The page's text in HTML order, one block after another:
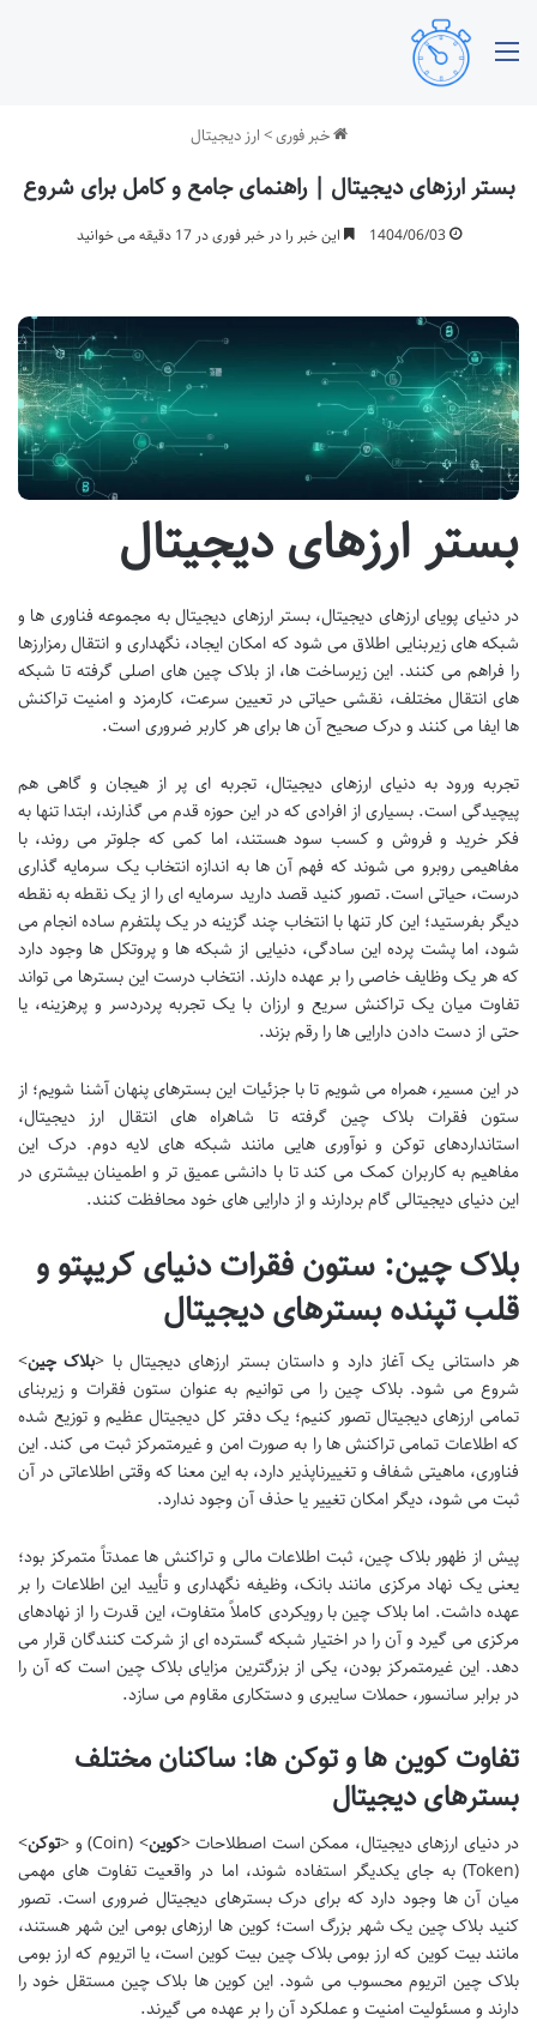
خبر فوری> ارز دیجیتال
بستر ارزهای دیجیتال | راهنمای جامع و کامل برای شروع
1404/06/03 این خبر را در خبر فوری در 17 دقیقه می خوانید
بستر ارزهای دیجیتال
در دنیای پویای ارزهای دیجیتال، بستر ارزهای دیجیتال به مجموعه فناوری ها و
شبکه های زیربنایی اطلاق می شود که امکان ایجاد، نگهداری و انتقال رمزارزها
را فراهم می کنند. این زیرساخت ها، از بلاک چین های اصلی گرفته تا شبکه
های انتقال مختلف، نقشی حیاتی در تعیین سرعت، کارمزد و امنیت تراکنش
ها ایفا می کنند و درک صحیح آن ها برای هر کاربر ضروری است.
تجربه ورود به دنیای ارزهای دیجیتال، تجربه ای پر از هیجان و گاهی هم
پیچیدگی است. بسیاری از افرادی که در این حوزه قدم می گذارند، ابتدا تنها به
فکر خرید و فروش و کسب سود هستند، اما کمی که جلوتر می روند، با
مفاهیمی روبرو می شوند که فهم آن ها به اندازه انتخاب یک سرمایه گذاری
درست، حیاتی است. تصور کنید قصد دارید سرمایه ای را از یک نقطه به نقطه
دیگر بفرستید؛ این کار تنها با انتخاب چند گزینه در یک پلتفرم ساده انجام می
شود، اما پشت پرده این سادگی، دنیایی از شبکه ها و پروتکل ها وجود دارد
که هر یک وظایف خاصی را بر عهده دارند. انتخاب درست این بسترها می تواند
تفاوت میان یک تراکنش سریع و ارزان با یک تجربه پردردسر و پرهزینه، یا
حتی از دست دادن دارایی ها را رقم بزند.
در این مسیر، همراه می شویم تا با جزئیات این بسترهای پنهان آشنا شویم؛ از
ستون فقرات بلاک چین گرفته تا شاهراه های انتقال ارز دیجیتال،
استانداردهای توکن و نوآوری هایی مانند شبکه های لایه دوم. درک این
مفاهیم به کاربران کمک می کند تا با دانشی عمیق تر و اطمینان بیشتری در
این دنیای دیجیتالی گام بردارند و از دارایی های خود محافظت کنند.
بلاک چین: ستون فقرات دنیای کریپتو و
قلب تپنده بسترهای دیجیتال
هر داستانی یک آغاز دارد و داستان بستر ارزهای دیجیتال با <بلاک چین>
شروع می شود. بلاک چین را می توانیم به عنوان ستون فقرات و زیربنای
تمامی ارزهای دیجیتال تصور کنیم؛ یک دفتر کل دیجیتال عظیم و توزیع شده
که اطلاعات تمامی تراکنش ها را به صورت امن و غیرمتمرکز ثبت می کند. این
فناوری، ماهیتی شفاف و تغییرناپذیر دارد، به این معنا که وقتی اطلاعاتی در آن
ثبت می شود، دیگر امکان تغییر یا حذف آن وجود ندارد.
پیش از ظهور بلاک چین، ثبت اطلاعات مالی و تراکنش ها عمدتاً متمرکز بود؛
یعنی یک نهاد مرکزی مانند بانک، وظیفه نگهداری و تأیید این اطلاعات را بر
عهده داشت. اما بلاک چین با رویکردی کاملاً متفاوت، این قدرت را از نهادهای
مرکزی می گیرد و آن را در اختیار شبکه گسترده ای از شرکت کنندگان قرار می
دهد. این غیرمتمرکز بودن، یکی از بزرگترین مزایای بلاک چین است که آن را
در برابر سانسور، حملات سایبری و دستکاری مقاوم می سازد.
تفاوت کوین ها و توکن ها: ساکنان مختلف
بسترهای دیجیتال
در دنیای ارزهای دیجیتال، ممکن است اصطلاحات <کوین> (Coin) و < توکن>
(Token) به جای یکدیگر استفاده شوند، اما در واقعیت تفاوت های مهمی
میان آن ها وجود دارد که برای درک بسترهای دیجیتال ضروری است. تصور
کنید بلاک چین یک شهر بزرگ است؛ کوین ها ارزهای بومی این شهر هستند،
مانند بیت کوین که ارز بومی بلاک چین بیت کوین است، یا اتریوم که ارز بومی
بلاک چین اتریوم محسوب می شود. این کوین ها بلاک چین مستقل خود را
دارند و مسئولیت امنیت و عملکرد آن را بر عهده می گیرند.